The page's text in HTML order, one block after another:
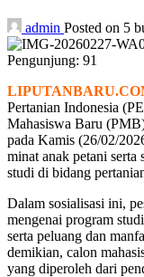
admin Posted on 5
Pengunjung: 91
Pertanian Indonesia
Mahasiswa Baru
pada Kamis (26/02/
minat anak petani serta
studi di bidang
Dalam sosialisasi ini,
mengenai program
serta peluang dan
demikian, calon
yang diperoleh dari